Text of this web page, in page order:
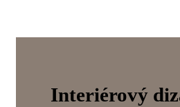
Interiérový